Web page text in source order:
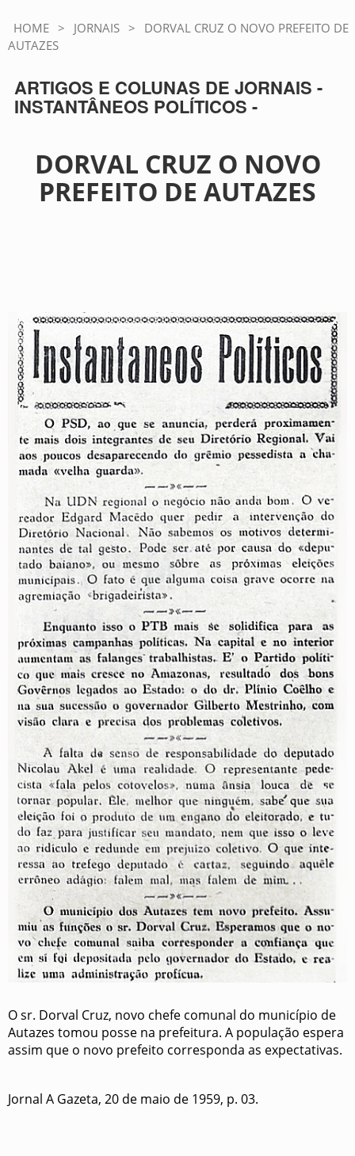
HOME > JORNAIS >
DORVAL CRUZ O NOVO PREFEITO DE
AUTAZES
ARTIGOS E COLUNAS DE JORNAIS -
INSTANTÂNEOS POLÍTICOS -
DORVAL CRUZ O NOVO
PREFEITO DE AUTAZES
O sr. Dorval Cruz, novo chefe comunal do município de
Autazes tomou posse na prefeitura. A população espera
assim que o novo prefeito corresponda as expectativas.
Jornal A Gazeta, 20 de maio de 1959, p. 03.